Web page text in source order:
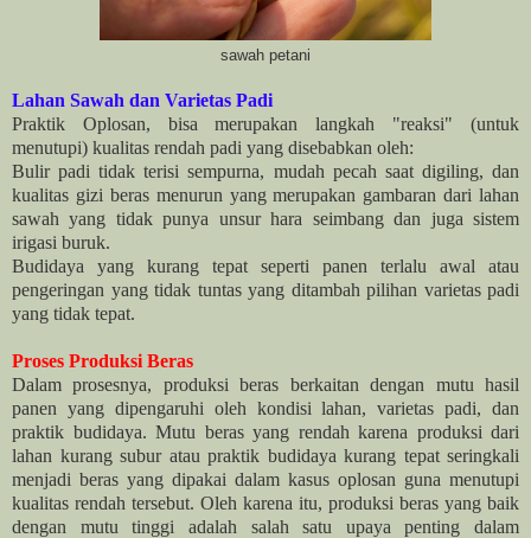
sawah petani
Lahan Sawah dan Varietas Padi
Praktik Oplosan, bisa merupakan langkah "reaksi" (untuk
menutupi) kualitas rendah padi yang disebabkan oleh:
Bulir padi tidak terisi sempurna, mudah pecah saat digiling, dan
kualitas gizi beras menurun yang merupakan gambaran dari lahan
sawah yang tidak punya unsur hara seimbang dan juga sistem
irigasi buruk.
Budidaya yang kurang tepat seperti panen terlalu awal atau
pengeringan yang tidak tuntas yang ditambah pilihan varietas padi
yang tidak tepat.
Proses Produksi Beras
Dalam prosesnya, produksi beras berkaitan dengan mutu hasil
panen yang dipengaruhi oleh kondisi lahan, varietas padi, dan
praktik budidaya. Mutu beras yang rendah karena produksi dari
lahan kurang subur atau praktik budidaya kurang tepat seringkali
menjadi beras yang dipakai dalam kasus oplosan guna menutupi
kualitas rendah tersebut. Oleh karena itu, produksi beras yang baik
dengan mutu tinggi adalah salah satu upaya penting dalam